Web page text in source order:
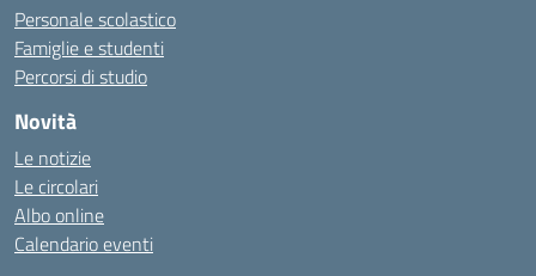
Personale scolastico
Famiglie e studenti
Percorsi di studio
Novità
Le notizie
Le circolari
Albo online
Calendario eventi